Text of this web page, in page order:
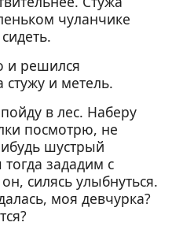
чуланчике
и решился
стужу и метель.
в лес. Наберу
посмотрю, не
шустрый
зададим с
силясь улыбнуться.
моя девчурка?